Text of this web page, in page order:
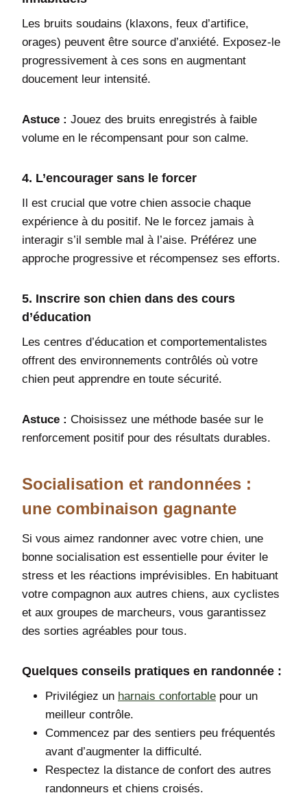
Les bruits soudains (klaxons, feux d’artifice,
orages) peuvent être source d’anxiété. Exposez-le
progressivement à ces sons en augmentant
doucement leur intensité.
Astuce : Jouez des bruits enregistrés à faible
volume en le récompensant pour son calme.
4. L’encourager sans le forcer
Il est crucial que votre chien associe chaque
expérience à du positif. Ne le forcez jamais à
interagir s’il semble mal à l’aise. Préférez une
approche progressive et récompensez ses efforts.
5. Inscrire son chien dans des cours
d’éducation
Les centres d’éducation et comportementalistes
offrent des environnements contrôlés où votre
chien peut apprendre en toute sécurité.
Astuce : Choisissez une méthode basée sur le
renforcement positif pour des résultats durables.
Socialisation et randonnées :
une combinaison gagnante
Si vous aimez randonner avec votre chien, une
bonne socialisation est essentielle pour éviter le
stress et les réactions imprévisibles. En habituant
votre compagnon aux autres chiens, aux cyclistes
et aux groupes de marcheurs, vous garantissez
des sorties agréables pour tous.
Quelques conseils pratiques en randonnée :
Privilégiez un harnais confortable pour un
meilleur contrôle.
Commencez par des sentiers peu fréquentés
avant d’augmenter la difficulté.
Respectez la distance de confort des autres
randonneurs et chiens croisés.